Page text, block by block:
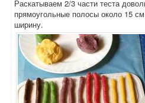
Раскатываем 2/3 части теста
прямоугольные полосы около 15
ширину.